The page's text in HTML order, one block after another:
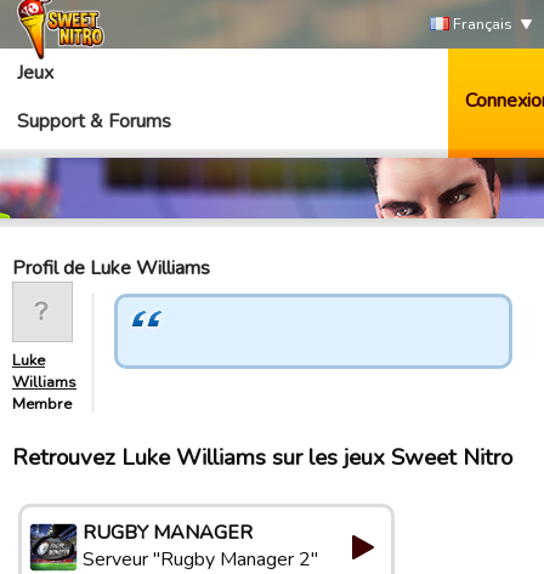
Français
Jeux
Support & Forums
Profil de Luke Williams
Luke
Williams
Membre
Retrouvez Luke Williams sur les jeux Sweet Nitro
RUGBY MANAGER
Serveur "Rugby Manager 2"